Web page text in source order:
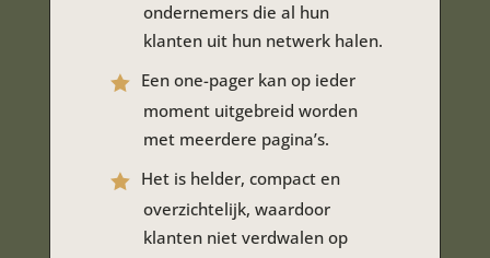
ondernemers die al hun
klanten uit hun netwerk halen.
Een one-pager kan op ieder
moment uitgebreid worden
met meerdere pagina’s.
Het is helder, compact en
overzichtelijk, waardoor
klanten niet verdwalen op